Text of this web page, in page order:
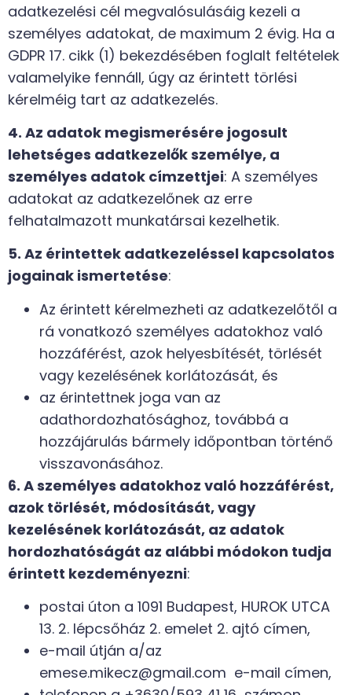
adatkezelési cél megvalósulásáig kezeli a
személyes adatokat, de maximum 2 évig. Ha a
GDPR 17. cikk (1) bekezdésében foglalt feltételek
valamelyike fennáll, úgy az érintett törlési
kérelméig tart az adatkezelés.
4. Az adatok megismerésére jogosult
lehetséges adatkezelők személye, a
személyes adatok címzettjei: A személyes
adatokat az adatkezelőnek az erre
felhatalmazott munkatársai kezelhetik.
5. Az érintettek adatkezeléssel kapcsolatos
jogainak ismertetése:
Az érintett kérelmezheti az adatkezelőtől a
rá vonatkozó személyes adatokhoz való
hozzáférést, azok helyesbítését, törlését
vagy kezelésének korlátozását, és
az érintettnek joga van az
adathordozhatósághoz, továbbá a
hozzájárulás bármely időpontban történő
visszavonásához.
6. A személyes adatokhoz való hozzáférést,
azok törlését, módosítását, vagy
kezelésének korlátozását, az adatok
hordozhatóságát az alábbi módokon tudja
érintett kezdeményezni:
postai úton a 1091 Budapest, HUROK UTCA
13. 2. lépcsőház 2. emelet 2. ajtó címen,
e-mail útján a/az
emese.mikecz@gmail.com e-mail címen,